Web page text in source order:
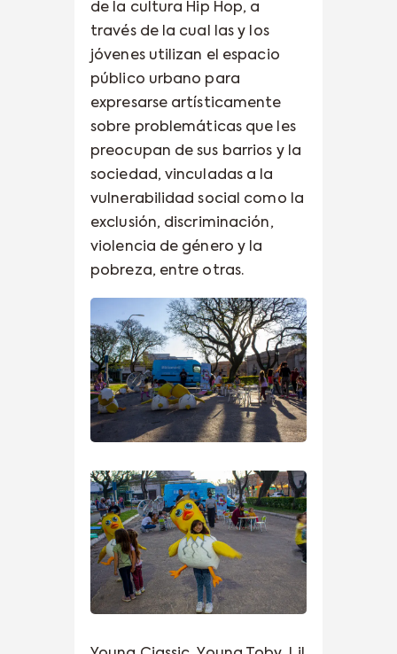
de la cultura Hip Hop, a
través de la cual las y los
jóvenes utilizan el espacio
público urbano para
expresarse artísticamente
sobre problemáticas que les
preocupan de sus barrios y la
sociedad, vinculadas a la
vulnerabilidad social como la
exclusión, discriminación,
violencia de género y la
pobreza, entre otras.